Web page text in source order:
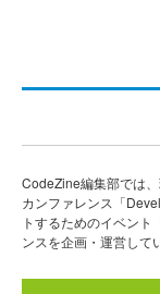
CodeZine編集部では
カンファレンス「
トするためのイベン
ンスを企画・運営して